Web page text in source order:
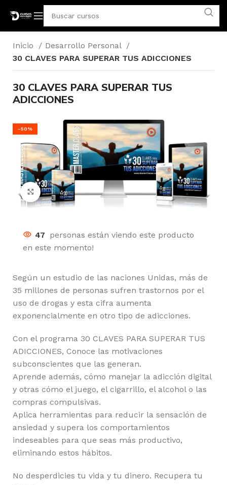
Inicio
Desarrollo Personal
30 CLAVES PARA SUPERAR TUS ADICCIONES
30 CLAVES PARA SUPERAR TUS
ADICCIONES
-50%
Click para agrandar
47 personas están viendo este producto
en este momento!
Según un estudio de las naciones Unidas, más de
35 millones de personas sufren trastornos por el
uso de drogas y esta cifra aumenta
exponencialmente en otro tipo de adicciones.
Con el programa 30 CLAVES PARA SUPERAR TUS
ADICCIONES, Conoce las motivaciones
subconscientes que las generan.
Aprende además, cómo manejar la adicción digital
y otras cómo el juego, el cigarrillo, el alcohol o las
compras compulsivas.
Aplica herramientas para reducir la sensación de
ansiedad y supera los comportamientos
indeseables para que seas más productivo,
eliminando estos hábitos.
No desperdicies tu vida y tu dinero. Recupera tu